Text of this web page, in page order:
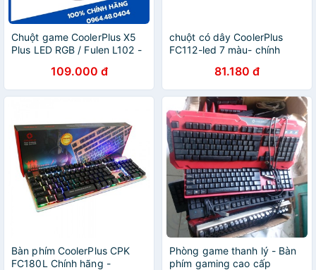
Chuột game CoolerPlus X5
Plus LED RGB / Fulen L102 -
109.000 đ
chuột có dây CoolerPlus
FC112-led 7 màu- chính
81.180 đ
Bàn phím CoolerPlus CPK
FC180L Chính hãng -
Phòng game thanh lý - Bàn
phím gaming cao cấp